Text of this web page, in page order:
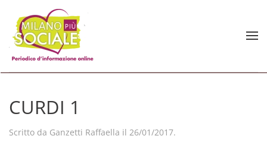
Skip to main content
CURDI 1
Scritto da Ganzetti Raffaella il 26/01/2017.